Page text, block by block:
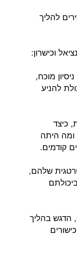
להליך
מוכח,
להניע
כיצד
ומה היתה
קודמים.
שלהם,
הדגש בהליך